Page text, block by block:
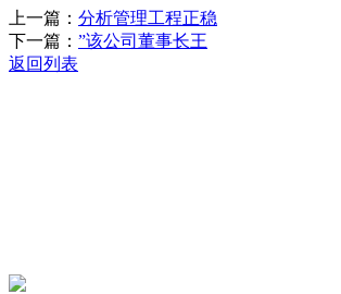
上一篇： 分析管理工程正稳
下一篇： ”该公司董事长王
返回列表